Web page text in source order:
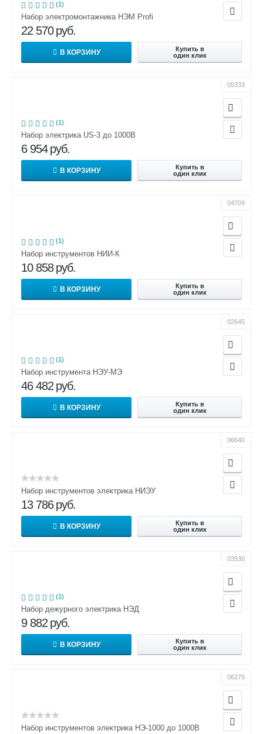
(1)
Набор электромонтажника НЭМ Profi
22 570 руб.
В КОРЗИНУ
Купить в
один клик
05333
(1)
Набор электрика US-3 до 1000В
6 954 руб.
В КОРЗИНУ
Купить в
один клик
04709
(1)
Набор инструментов НИИ-К
10 858 руб.
В КОРЗИНУ
Купить в
один клик
02645
(1)
Набор инструмента НЭУ-МЭ
46 482 руб.
В КОРЗИНУ
Купить в
один клик
06640
Набор инструментов электрика НИЭУ
13 786 руб.
В КОРЗИНУ
Купить в
один клик
03530
(1)
Набор дежурного электрика НЭД
9 882 руб.
В КОРЗИНУ
Купить в
один клик
06279
Набор инструментов электрика НЭ-1000 до 1000В